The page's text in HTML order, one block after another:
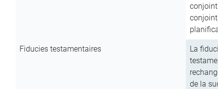
Fiducies testamentaires
La
de la